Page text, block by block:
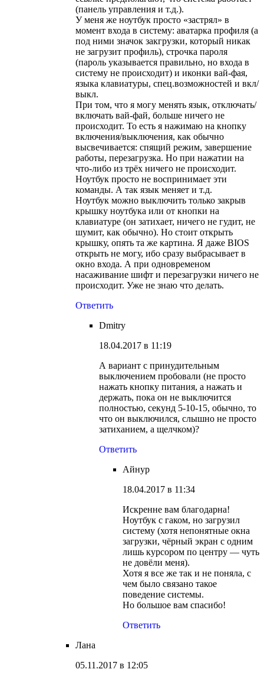
(панель управления и т.д.).
У меня же ноутбук просто «застрял» в
момент входа в систему: аватарка профиля (а
под ними значок закгрузки, который никак
не загрузит профиль), строчка пароля
(пароль указывается правильно, но входа в
систему не происходит) и иконки вай-фая,
языка клавиатуры, спец.возможностей и вкл/
выкл.
При том, что я могу менять язык, отключать/
включать вай-фай, больше ничего не
происходит. То есть я нажимаю на кнопку
включения/выключения, как обычно
высвечивается: спящий режим, завершение
работы, перезагрузка. Но при нажатии на
что-либо из трёх ничего не происходит.
Ноутбук просто не воспринимает эти
команды. А так язык меняет и т.д.
Ноутбук можно выключить только закрыв
крышку ноутбука или от кнопки на
клавиатуре (он затихает, ничего не гудит, не
шумит, как обычно). Но стоит открыть
крышку, опять та же картина. Я даже BIOS
открыть не могу, ибо сразу выбрасывает в
окно входа. А при одновременом
насаживание шифт и перезагрузки ничего не
происходит. Уже не знаю что делать.
Ответить
Dmitry
18.04.2017 в 11:19
А вариант с принудительным
выключением пробовали (не просто
нажать кнопку питания, а нажать и
держать, пока он не выключится
полностью, секунд 5-10-15, обычно, то
что он выключился, слышно не просто
затиханием, а щелчком)?
Ответить
Айнур
18.04.2017 в 11:34
Искренне вам благодарна!
Ноутбук с гаком, но загрузил
систему (хотя непонятные окна
загрузки, чёрный экран с одним
лишь курсором по центру — чуть
не довёли меня).
Хотя я все же так и не поняла, с
чем было связано такое
поведение системы.
Но большое вам спасибо!
Ответить
Лана
05.11.2017 в 12:05